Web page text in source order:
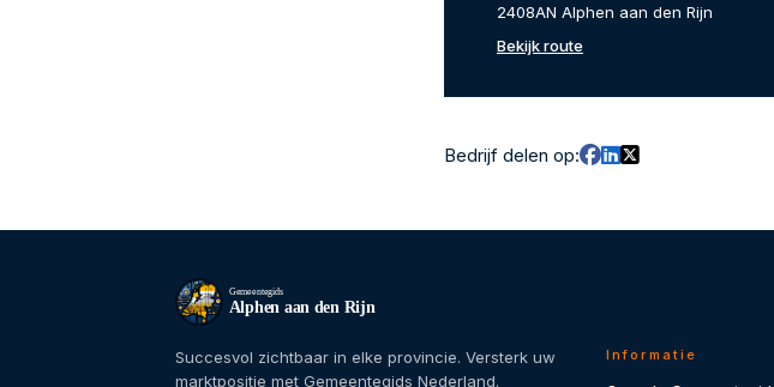
2408AN Alphen aan den Rijn
Bekijk route
Bedrijf delen op:
Gemeentegids
Alphen aan den Rijn
Succesvol zichtbaar in elke provincie. Versterk uw
marktpositie met Gemeentegids Nederland.
Informatie